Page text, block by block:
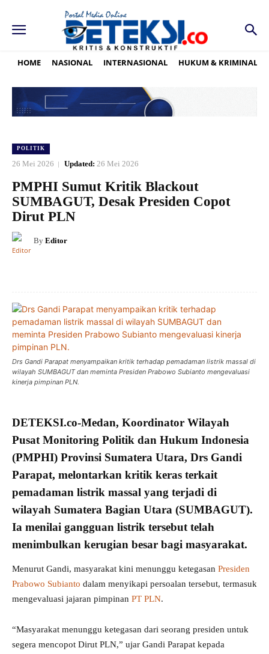
HOME NASIONAL INTERNASIONAL HUKUM & KRIMINAL
POLITIK
26 Mei 2026 Updated: 26 Mei 2026
PMPHI Sumut Kritik Blackout
SUMBAGUT, Desak Presiden Copot
Dirut PLN
By Editor
Drs Gandi Parapat menyampaikan kritik terhadap pemadaman listrik massal di
wilayah SUMBAGUT dan meminta Presiden Prabowo Subianto mengevaluasi
kinerja pimpinan PLN.
DETEKSI.co-Medan, Koordinator Wilayah
Pusat Monitoring Politik dan Hukum Indonesia
(PMPHI) Provinsi Sumatera Utara, Drs Gandi
Parapat, melontarkan kritik keras terkait
pemadaman listrik massal yang terjadi di
wilayah Sumatera Bagian Utara (SUMBAGUT).
Ia menilai gangguan listrik tersebut telah
menimbulkan kerugian besar bagi masyarakat.
Menurut Gandi, masyarakat kini menunggu ketegasan Presiden
Prabowo Subianto dalam menyikapi persoalan tersebut, termasuk
mengevaluasi jajaran pimpinan PT PLN.
“Masyarakat menunggu ketegasan dari seorang presiden untuk
segera mencopot Dirut PLN,” ujar Gandi Parapat kepada